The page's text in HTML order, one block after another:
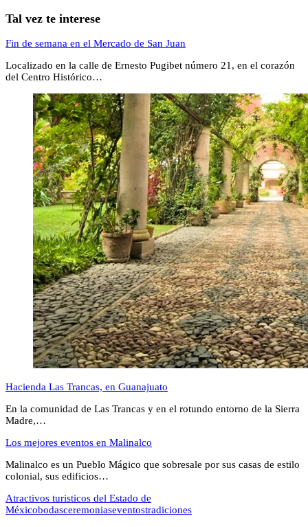
Tal vez te interese
Fin de semana en el Mercado de San Juan
Localizado en la calle de Ernesto Pugibet número 21, en el corazón
del Centro Histórico…
Hacienda Las Trancas, en Guanajuato
En la comunidad de Las Trancas y en el rotundo entorno de la Sierra
Madre,…
Los mejores eventos en Malinalco
Malinalco es un Pueblo Mágico que sobresale por sus casas de estilo
colonial, sus edificios…
Atractivos turisticos del Estado de
Méxicobodasceremoniaseventostradiciones